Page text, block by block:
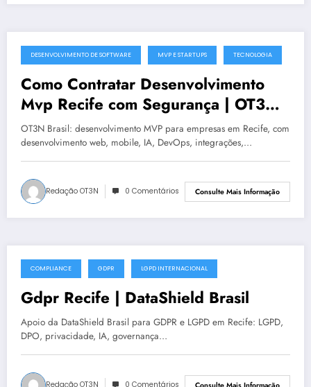
julho 12, 2025
DESENVOLVIMENTO DE SOFTWARE MVP E STARTUPS TECNOLOGIA
Como Contratar Desenvolvimento
Mvp Recife com Segurança | OT3N
Brasil – Guia 3592
OT3N Brasil: desenvolvimento MVP para empresas em Recife, com
desenvolvimento web, mobile, IA, DevOps, integrações,…
Redação OT3N 0 Comentários Consulte Mais Informação
julho 10, 2025
COMPLIANCE GDPR LGPD INTERNACIONAL
Gdpr Recife | DataShield Brasil
Apoio da DataShield Brasil para GDPR e LGPD em Recife: LGPD,
DPO, privacidade, IA, governança…
Redação OT3N 0 Comentários